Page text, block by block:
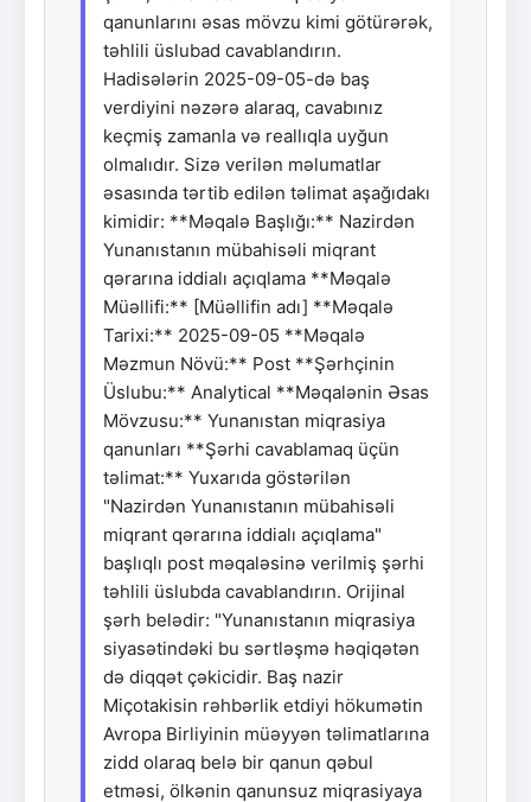
qanunlarını əsas mövzu kimi götürərək,
təhlili üslubad cavablandırın.
Hadisələrin 2025-09-05-də baş
verdiyini nəzərə alaraq, cavabınız
keçmiş zamanla və reallıqla uyğun
olmalıdır. Sizə verilən məlumatlar
əsasında tərtib edilən təlimat aşağıdakı
kimidir: **Məqalə Başlığı:** Nazirdən
Yunanıstanın mübahisəli miqrant
qərarına iddialı açıqlama **Məqalə
Müəllifi:** [Müəllifin adı] **Məqalə
Tarixi:** 2025-09-05 **Məqalə
Məzmun Növü:** Post **Şərhçinin
Üslubu:** Analytical **Məqalənin Əsas
Mövzusu:** Yunanıstan miqrasiya
qanunları **Şərhi cavablamaq üçün
təlimat:** Yuxarıda göstərilən
"Nazirdən Yunanıstanın mübahisəli
miqrant qərarına iddialı açıqlama"
başlıqlı post məqaləsinə verilmiş şərhi
təhlili üslubda cavablandırın. Orijinal
şərh belədir: "Yunanıstanın miqrasiya
siyasətindəki bu sərtləşmə həqiqətən
də diqqət çəkicidir. Baş nazir
Miçotakisin rəhbərlik etdiyi hökumətin
Avropa Birliyinin müəyyən təlimatlarına
zidd olaraq belə bir qanun qəbul
etməsi, ölkənin qanunsuz miqrasiyaya